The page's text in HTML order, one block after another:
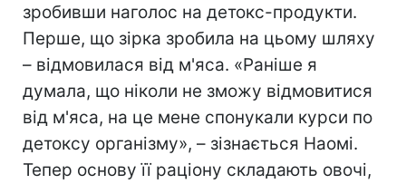
зробивши наголос на детокс-продукти.
Перше, що зірка зробила на цьому шляху
– відмовилася від м'яса. «Раніше я
думала, що ніколи не зможу відмовитися
від м'яса, на це мене спонукали курси по
детоксу організму», – зізнається Наомі.
Тепер основу її раціону складають овочі,